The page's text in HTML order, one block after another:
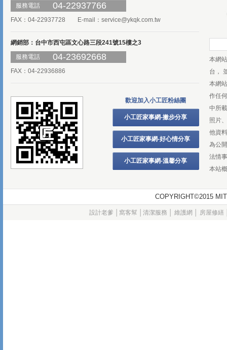
服務電話
04-22937766
FAX：04-22937728 E-mail： service@ykqk.com.tw
網銷部：台中市西屯區文心路三段241號15樓之3
服務電話
04-23692668
FAX：04-22936886
歡迎加入小工匠粉絲團
小工匠家事網-撇步分享
小工匠家事網-好心情分享
小工匠家事網-溫馨分享
本網
台，
本網
作任
中所
照片
他資
為公
法情
本站
COPYRIGHT©2015
設計老爹 窩客幫 清潔服務 維護網 房屋修繕